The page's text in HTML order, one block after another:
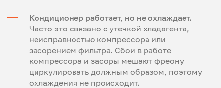
Кондиционер работает, но не охлаждает.
Часто это связано с утечкой хладагента,
неисправностью компрессора или
засорением фильтра. Сбои в работе
компрессора и засоры мешают фреону
циркулировать должным образом, поэтому
охлаждения не происходит.